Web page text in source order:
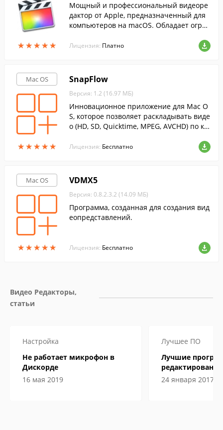
★★★★★
★★★★★
Мощный и профессиональный видеоре
дактор от Apple, предназначенный для
компьютеров на macOS. Обладает огро
также обладает невероятной скоростью
Лицензия: Платно
Mac OS
★★★★★
★★★★★
SnapFlow
Версия: 1.2 (16.97 МБ)
Инновационное приложение для Mac O
S, которое позволяет раскладывать виде
о (HD, SD, Quicktime, MPEG, AVCHD) по ка
и устранять чересстрочность.
Лицензия: Бесплатно
Mac OS
★★★★★
★★★★★
VDMX5
Версия: 0.8.2.3.2 (14.09 МБ)
Программа, созданная для создания вид
еопредставлений.
Лицензия: Бесплатно
Видео Редакторы,
статьи
Настройка
Не работает микрофон в
Дискорде
16 мая 2019
Лучшее ПО
Лучшие
подробные
24 января 2017